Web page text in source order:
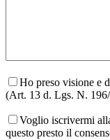
Ho preso visione e
(Art. 13 d. Lgs. N.
Voglio iscrivermi
questo presto il